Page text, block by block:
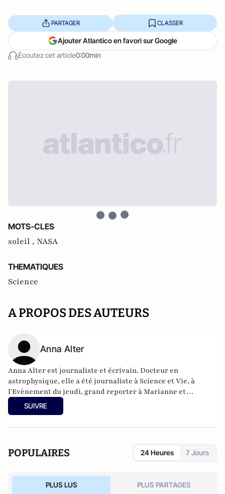
Écoutez cet article0:00min
PARTAGER CLASSER
Ajouter Atlantico en favori sur Google
MOTS-CLES
soleil , NASA
THEMATIQUES
Science
A PROPOS DES AUTEURS
Anna Alter
Anna Alter est journaliste et écrivain. Docteur en
astrophysique, elle a été journaliste à Science et Vie, à
l'Evènement du jeudi, grand reporter à Marianne et
rédactrice en chef adjointe de La Recherche.
SUIVRE
POPULAIRES 24 Heures 7 Jours
PLUS LUS PLUS PARTAGES